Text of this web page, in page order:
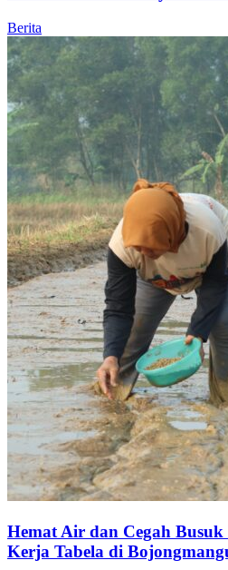
Berita
Hemat Air dan Cegah
Kerja Tabela di